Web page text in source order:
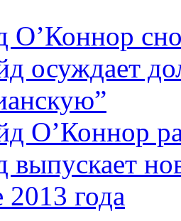
осуждает
О’Коннор
2013 года